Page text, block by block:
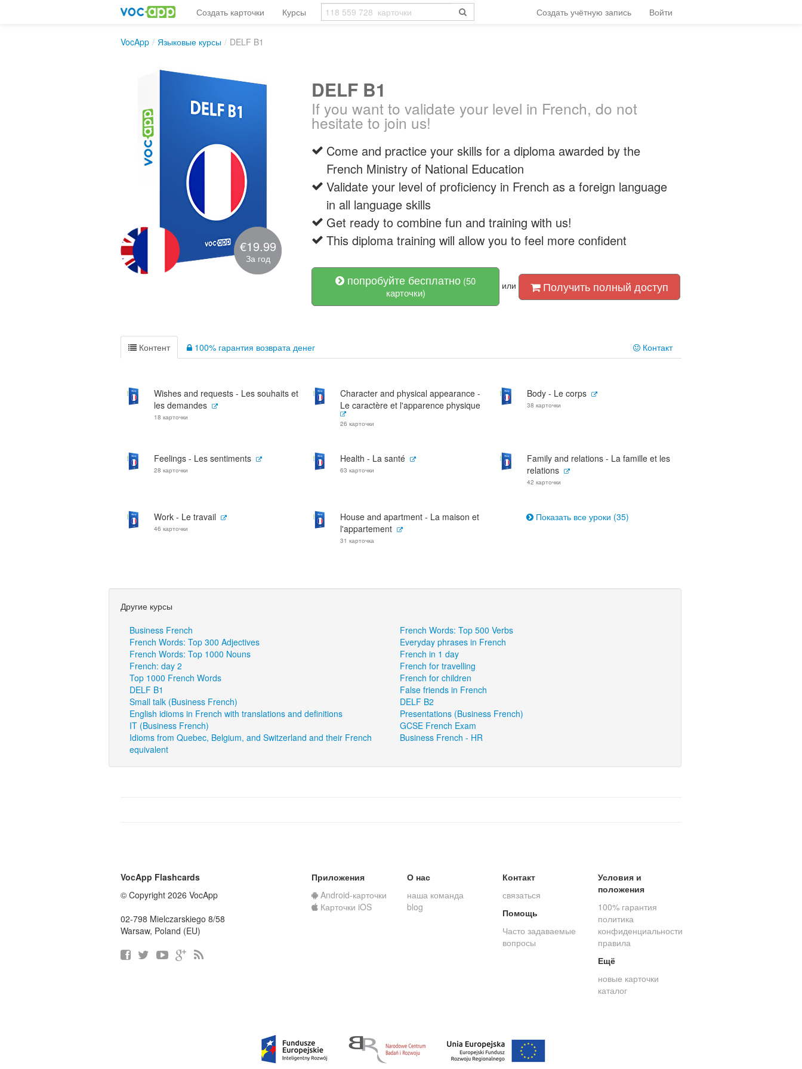
Создать карточки Курсы Создать учётную запись Войти
VocApp / Языковые курсы / DELF B1
€19.99
За год
DELF B1
If you want to validate your level in French, do not
hesitate to join us!
Come and practice your skills for a diploma awarded by the
French Ministry of National Education
Validate your level of proficiency in French as a foreign language
in all language skills
Get ready to combine fun and training with us!
This diploma training will allow you to feel more confident
попробуйте бесплатно (50
карточки)
или Получить полный доступ
Контент 100% гарантия возврата денег Контакт
Wishes and requests - Les souhaits et
les demandes
18 карточки
Character and physical appearance -
Le caractère et l'apparence physique
26 карточки
Body - Le corps
38 карточки
Feelings - Les sentiments
28 карточки
Health - La santé
63 карточки
Family and relations - La famille et les
relations
42 карточки
Work - Le travail
46 карточки
House and apartment - La maison et
l'appartement
31 карточка
Показать все уроки (35)
Другие курсы
Business French
French Words: Top 500 Verbs
French Words: Top 300 Adjectives
Everyday phrases in French
French Words: Top 1000 Nouns
French in 1 day
French: day 2
French for travelling
Top 1000 French Words
French for children
DELF B1
False friends in French
Small talk (Business French)
DELF B2
English idioms in French with translations and definitions
Presentations (Business French)
IT (Business French)
GCSE French Exam
Idioms from Quebec, Belgium, and Switzerland and their French
equivalent
Business French - HR
VocApp Flashcards
© Copyright 2026 VocApp
02-798 Mielczarskiego 8/58
Warsaw, Poland (EU)
Приложения
Android-карточки
Карточки iOS
О нас
наша команда
blog
Контакт
связаться
Помощь
Часто задаваемые
вопросы
Условия и
положения
100% гарантия
политика
конфиденциальности
правила
Ещё
новые карточки
каталог